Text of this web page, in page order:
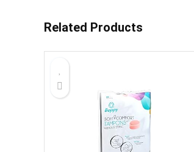
Related Products